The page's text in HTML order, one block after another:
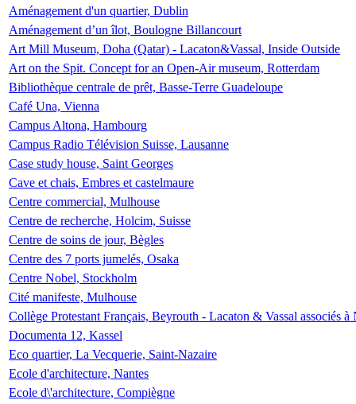
Aménagement d'un quartier, Dublin
Aménagement d’un îlot, Boulogne Billancourt
Art Mill Museum, Doha (Qatar) - Lacaton&Vassal, Inside Outside
Art on the Spit. Concept for an Open-Air museum, Rotterdam
Bibliothèque centrale de prêt, Basse-Terre Guadeloupe
Café Una, Vienna
Campus Altona, Hambourg
Campus Radio Télévision Suisse, Lausanne
Case study house, Saint Georges
Cave et chais, Embres et castelmaure
Centre commercial, Mulhouse
Centre de recherche, Holcim, Suisse
Centre de soins de jour, Bègles
Centre des 7 ports jumelés, Osaka
Centre Nobel, Stockholm
Cité manifeste, Mulhouse
Collège Protestant Français, Beyrouth - Lacaton & Vassal associés
Documenta 12, Kassel
Eco quartier, La Vecquerie, Saint-Nazaire
Ecole d'architecture, Nantes
Ecole d\'architecture, Compiègne